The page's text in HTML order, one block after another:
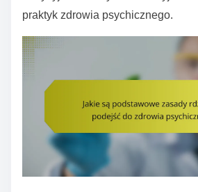
praktyk zdrowia psychicznego.